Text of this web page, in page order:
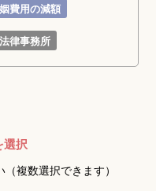
費用の減額
律事務所
選択
複数選択できます）